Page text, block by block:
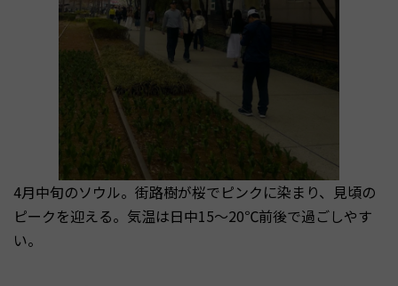
4月中旬のソウル。街路樹が桜でピンクに染まり、見頃の
ピークを迎える。気温は日中15〜20℃前後で過ごしやす
い。